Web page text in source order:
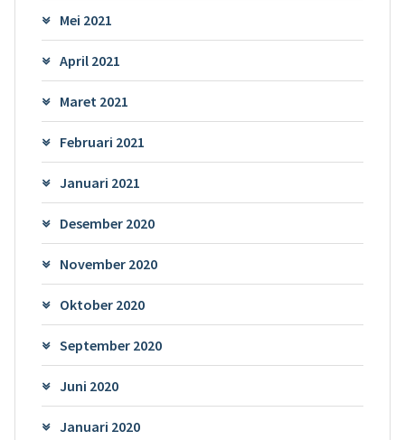
Mei 2021
April 2021
Maret 2021
Februari 2021
Januari 2021
Desember 2020
November 2020
Oktober 2020
September 2020
Juni 2020
Januari 2020